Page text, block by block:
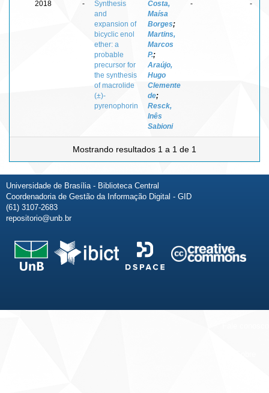
2018 -
Synthesis
and
expansion of
bicyclic enol
ether: a
probable
precursor for
the synthesis
of macrolide
(±)-
pyrenophorin
Costa,
Maísa
Borges;
Martins,
Marcos
P.;
Araújo,
Hugo
Clemente
de;
Resck,
Inês
Sabioni
- -
Mostrando resultados 1 a 1 de 1
Universidade de Brasília - Biblioteca Central
Coordenadoria de Gestão da Informação Digital - GID
(61) 3107-2683
repositorio@unb.br